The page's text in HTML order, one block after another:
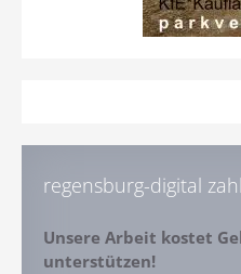
regensburg-digital
Unsere Arbeit kostet
unterstützen!